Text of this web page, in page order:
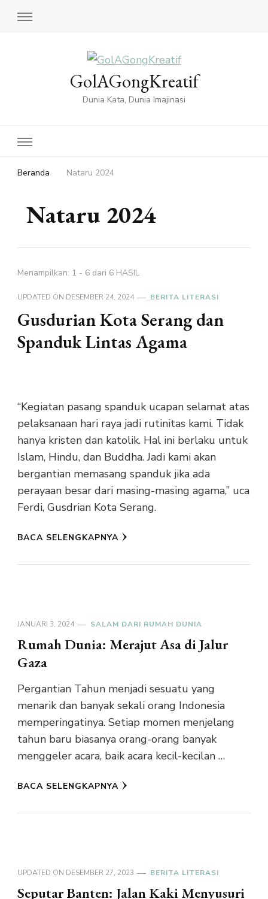
GolAGongKreatif
Dunia Kata, Dunia Imajinasi
Beranda Nataru 2024
Nataru 2024
Menampilkan: 1 - 6 dari 6 HASIL
UPDATED ON DESEMBER 24, 2024 BERITA LITERASI
Gusdurian Kota Serang dan
Spanduk Lintas Agama
“Kegiatan pasang spanduk ucapan selamat atas
pelaksanaan hari raya jadi rutinitas kami. Tidak
hanya kristen dan katolik. Hal ini berlaku untuk
Islam, Hindu, dan Buddha. Jadi kami akan
bergantian memasang spanduk jika ada
perayaan besar dari masing-masing agama,” uca
Ferdi, Gusdrian Kota Serang.
BACA SELENGKAPNYA
JANUARI 3, 2024 SALAM DARI RUMAH DUNIA
Rumah Dunia: Merajut Asa di Jalur
Gaza
Pergantian Tahun menjadi sesuatu yang
menarik dan banyak sekali orang Indonesia
memperingatinya. Setiap momen menjelang
tahun baru biasanya orang-orang banyak
menggeler acara, baik acara kecil-kecilan …
BACA SELENGKAPNYA
UPDATED ON DESEMBER 27, 2023 BERITA LITERASI
Seputar Banten: Jalan Kaki Menyusuri